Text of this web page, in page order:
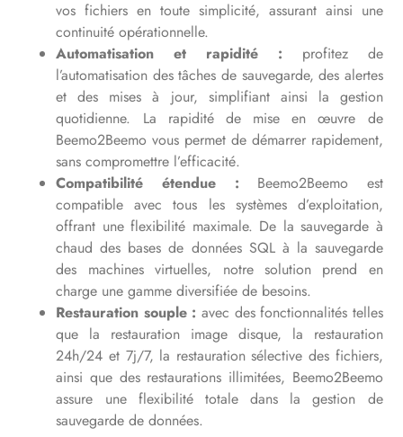
vos fichiers en toute simplicité, assurant ainsi une
continuité opérationnelle.
Automatisation et rapidité : profitez de
l’automatisation des tâches de sauvegarde, des alertes
et des mises à jour, simplifiant ainsi la gestion
quotidienne. La rapidité de mise en œuvre de
Beemo2Beemo vous permet de démarrer rapidement,
sans compromettre l’efficacité.
Compatibilité étendue : Beemo2Beemo est
compatible avec tous les systèmes d’exploitation,
offrant une flexibilité maximale. De la sauvegarde à
chaud des bases de données SQL à la sauvegarde
des machines virtuelles, notre solution prend en
charge une gamme diversifiée de besoins.
Restauration souple : avec des fonctionnalités telles
que la restauration image disque, la restauration
24h/24 et 7j/7, la restauration sélective des fichiers,
ainsi que des restaurations illimitées, Beemo2Beemo
assure une flexibilité totale dans la gestion de
sauvegarde de données.